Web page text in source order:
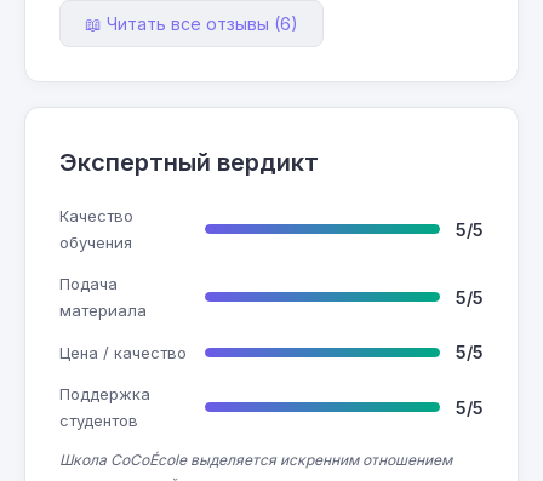
📖 Читать все отзывы (6)
Экспертный вердикт
Качество
обучения
5/5
Подача
материала
5/5
Цена / качество 5/5
Поддержка
студентов
5/5
Школа CoCoÉcole выделяется искренним отношением